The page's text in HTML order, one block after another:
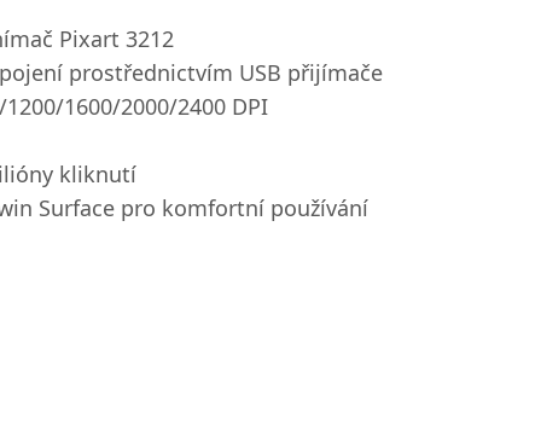
Pixart 3212
prostřednictvím USB přijímače
1600/2000/2400 DPI
kliknutí
Surface pro komfortní používání